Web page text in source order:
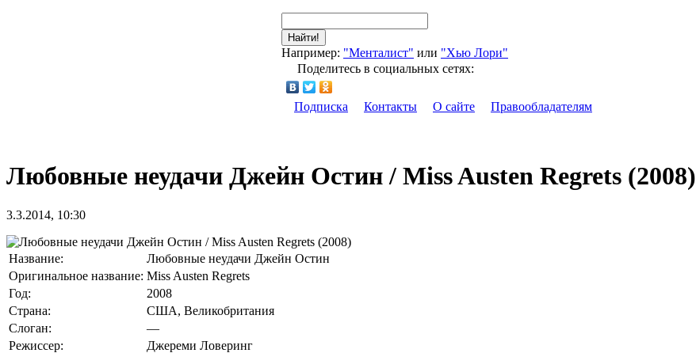
Найти!
Например: "Менталист" или "Хью Лори"
Поделитесь в социальных сетях:
Подписка Контакты О сайте Правообладателям
Любовные неудачи Джейн Остин / Miss Austen Regrets (2008)
3.3.2014, 10:30
Название:
Любовные неудачи Джейн Остин
Оригинальное название: Miss Austen Regrets
Год:
2008
Страна:
США, Великобритания
Слоган:
—
Режиссер:
Джереми Ловеринг